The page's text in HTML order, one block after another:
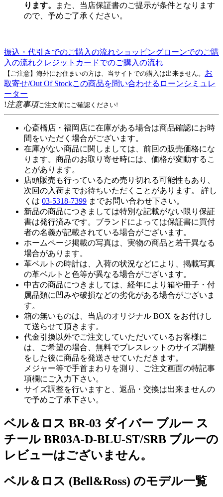
ります。
また、当店保証書のご提示が条件となります
ので、予めご了承ください。
振込・代引きでのご購入の流れショッピングローンでのご購
入の流れクレジットカードでのご購入の流れ
【ご注意】海外にお住まいの方は、当サイトでの購入は出来ません。 お
取寄せ/Out Of Stockこの商品を問い合わせる ローンシミュレ
ーター
!注意事項ご注文前にご確認ください!
心斎橋店・福岡店に在庫がある場合は商品確認にお時
間をいただく場合がございます。
在庫がない商品に関しましては、前回の販売価格にな
ります。商品のお取り寄せ時には、価格が変動するこ
とがあります。
店頭販売も行っているため売り切れる可能性もあり、
次回の入荷までお待ちいただくことがあります。 詳し
くは 03-5318-7399 までお問い合わせ下さい。
新品の商品につきましては特別な記載がない限り保証
書は発行済みです。ブランドによっては保証書に買付
者の名義が記載されている場合がございます。
ホームページ掲載の写真は、実物の商品と若干異なる
場合があります。
革ベルトの時計は、入荷の状況などにより、掲載写真
の革ベルトと色等が異なる場合がございます。
中古の商品につきましては、経年により箱や冊子・付
属品類に凹みや破損などの劣化がある場合がございま
す。
箱の無いものは、当店のオリジナル BOX をお付けし
て送らせて頂きます。
代金引換以外でご注文していただいているお客様に
は、ご希望の場合、無料でブレスレットのサイズ調整
をした後に商品を発送させていただきます。
メジャー等で手首まわりを測り、ご注文画面の特記事
項欄にご入力下さい。
サイズ調整を行いますと、返品・交換は出来ませんの
で予めご了承下さい。
ベル＆ロス BR-03 ダイバー ブルー ス
チール BR03A-D-BLU-ST/SRB ブルーの
レビューはございません。
ベル＆ロス (Bell&Ross) のモデル一覧